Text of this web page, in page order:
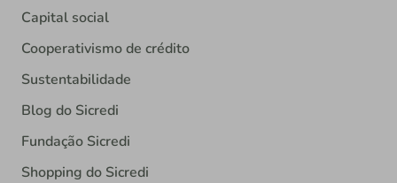
Capital social
Cooperativismo de crédito
Sustentabilidade
Blog do Sicredi
Fundação Sicredi
Shopping do Sicredi